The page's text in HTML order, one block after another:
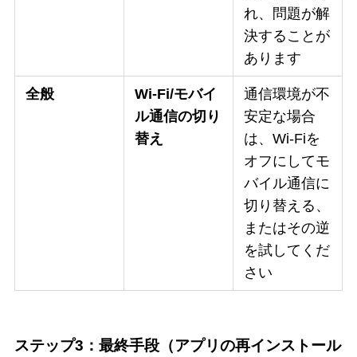
れ、問題が解
決することが
あります
全般
Wi-Fi/モバイ
ル通信の切り
替え
通信環境が不
安定な場合
は、Wi-Fiを
オフにしてモ
バイル通信に
切り替える、
またはその逆
を試してくだ
さい
ステップ3：最終手段（アプリの再インストール